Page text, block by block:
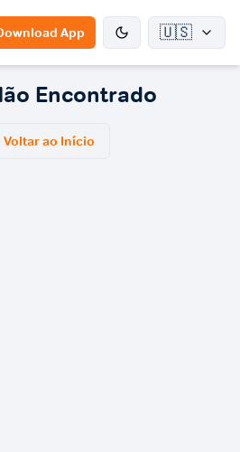
App 🇺🇸
Encontrado
Voltar ao Início